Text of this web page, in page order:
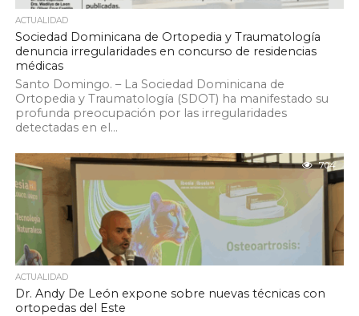
ACTUALIDAD
Sociedad Dominicana de Ortopedia y Traumatología
denuncia irregularidades en concurso de residencias
médicas
Santo Domingo. – La Sociedad Dominicana de
Ortopedia y Traumatología (SDOT) ha manifestado su
profunda preocupación por las irregularidades
detectadas en el...
704
ACTUALIDAD
Dr. Andy De León expone sobre nuevas técnicas con
ortopedas del Este